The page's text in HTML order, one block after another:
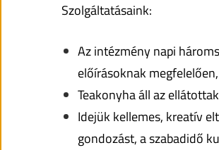
Szolgáltatásaink:
Az intézmény napi
előírásoknak
Teakonyha áll az
Idejük kellemes, kreatív
gondozást, a szabadidő